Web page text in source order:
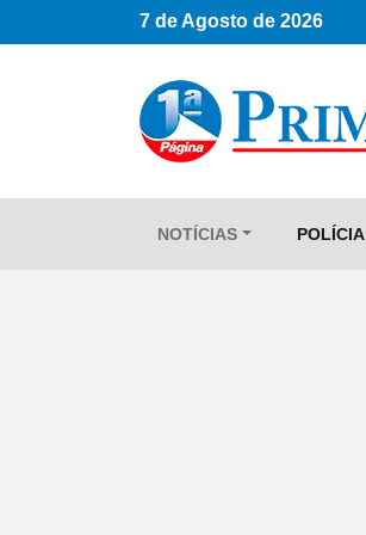
7 de Agosto de 2026
NOTÍCIAS POLÍCIA